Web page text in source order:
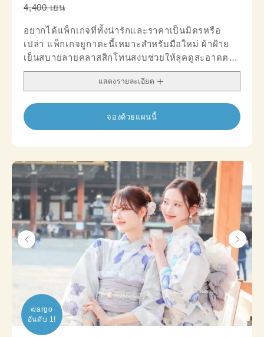
4,400 เยน
อยากได้แพ็กเกจที่ทั้งน่ารักและราคาเป็นมิตรหรือ
เปล่า แพ็กเกจยูกาตะนี้เหมาะสำหรับมือใหม่ ผ้าฝ้าย
เย็นสบายลายคลาสสิกโทนสงบช่วยให้ลุคดูสะอาดตา
เพิ่มความชิคด้วยโอบิและเครื่องประดับได้ตามใจ
แสดงรายละเอียด
จองด้วยแผนนี้
wargo
อันดับ 1!